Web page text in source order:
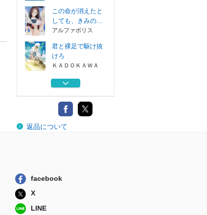
この命が消えたと
しても、きみの...
アルファポリス
君と裸足で駆け抜
けろ
ＫＡＤＯＫＡＷＡ
ラブレターＳｔｏ
Ｇａｋｋｅｎ
眠れない夜、この
音が君に届きま...
返品について
facebook
X
LINE